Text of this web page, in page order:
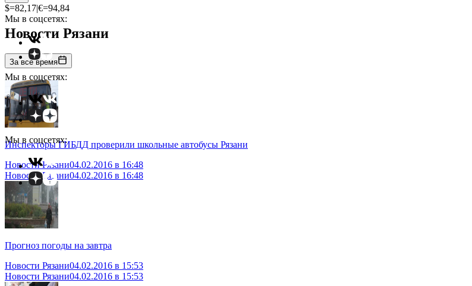
$=82,17|€=94,84
Мы в соцсетях:
Мы в соцсетях:
Мы в соцсетях:
Новости Рязани
За все время
Инспекторы ГИБДД проверили школьные автобусы Рязани
Новости Рязани04.02.2016 в 16:48
Новости Рязани04.02.2016 в 16:48
Прогноз погоды на завтра
Новости Рязани04.02.2016 в 15:53
Новости Рязани04.02.2016 в 15:53